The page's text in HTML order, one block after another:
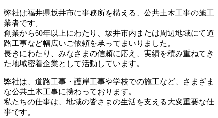
弊社は福井県坂井市に事務所を構える、公共土木工事の施工
業者です。
創業から60年以上にわたり、坂井市内または周辺地域にて道
路工事など幅広いご依頼を承ってまいりました。
長きにわたり、みなさまの信頼に応え、実績を積み重ねてき
た地域密着企業として活動しています。
弊社は、道路工事・護岸工事や学校での施工など、さまざま
な公共土木工事に携わっております。
私たちの仕事は、地域の皆さまの生活を支える大変重要な仕
事です。